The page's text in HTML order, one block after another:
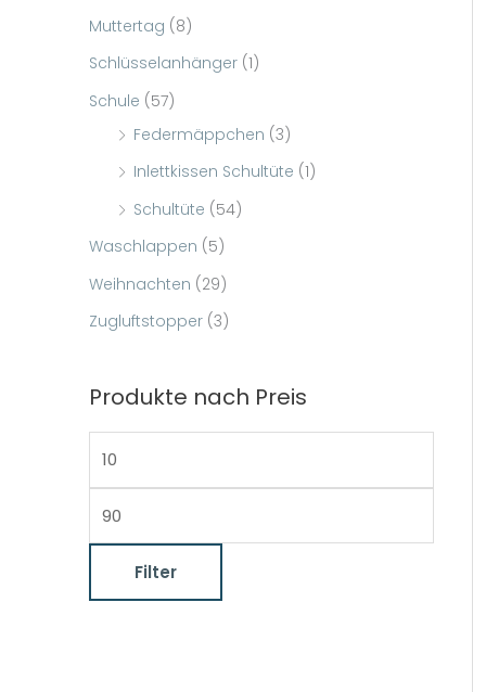
Muttertag (8)
Schlüsselanhänger (1)
Schule (57)
Federmäppchen (3)
Inlettkissen Schultüte (1)
Schultüte (54)
Waschlappen (5)
Weihnachten (29)
Zugluftstopper (3)
Produkte nach Preis
.
.
Filter